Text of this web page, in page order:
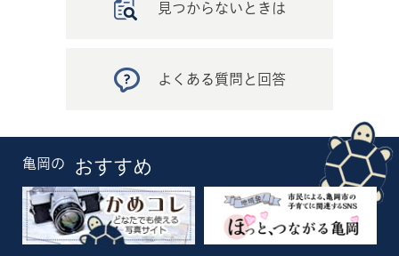
見つからないときは
よくある質問と回答
亀岡の おすすめ